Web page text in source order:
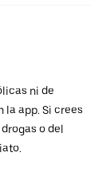
ni de
la app. Si crees
o del